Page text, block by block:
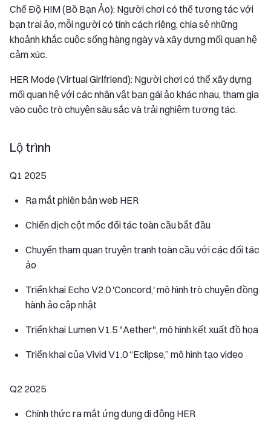
Chế Độ HIM (Bồ Bạn Ảo): Người chơi có thể tương tác với
bạn trai ảo, mỗi người có tính cách riêng, chia sẻ những
khoảnh khắc cuộc sống hàng ngày và xây dựng mối quan hệ
cảm xúc.
HER Mode (Virtual Girlfriend): Người chơi có thể xây dựng
mối quan hệ với các nhân vật bạn gái ảo khác nhau, tham gia
vào cuộc trò chuyện sâu sắc và trải nghiệm tương tác.
Lộ trình
Q1 2025
Ra mắt phiên bản web HER
Chiến dịch cột mốc đối tác toàn cầu bắt đầu
Chuyến tham quan truyện tranh toàn cầu với các đối tác
ảo
Triển khai Echo V2.0 'Concord,' mô hình trò chuyện đồng
hành ảo cập nhật
Triển khai Lumen V1.5 "Aether", mô hình kết xuất đồ họa
Triển khai của Vivid V1.0 “Eclipse,” mô hình tạo video
Q2 2025
Chính thức ra mắt ứng dụng di động HER